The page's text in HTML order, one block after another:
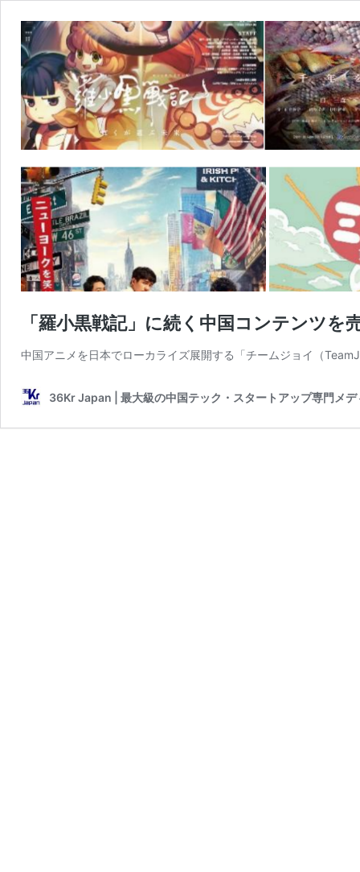
「羅小黒戦記」に続く中国コンテンツ
中国アニメを日本でローカライズ展開する「チームジョイ（
36Kr Japan | 最大級の中国テック・スタートアップ専門メデ